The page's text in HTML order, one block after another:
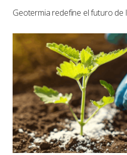
Geotermia redefine el futuro de